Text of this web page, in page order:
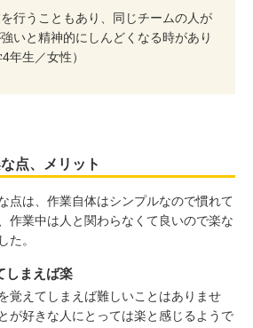
を行うこともあり、同じチームの人が
いと精神的にしんどくなる時があり
年生／女性）
点、メリット
点は、作業自体はシンプルなので慣れて
作業中は人と関わらなくて良いので楽な
た。
しまえば楽
覚えてしまえば難しいことはありませ
が好きな人にとっては楽と感じるようで